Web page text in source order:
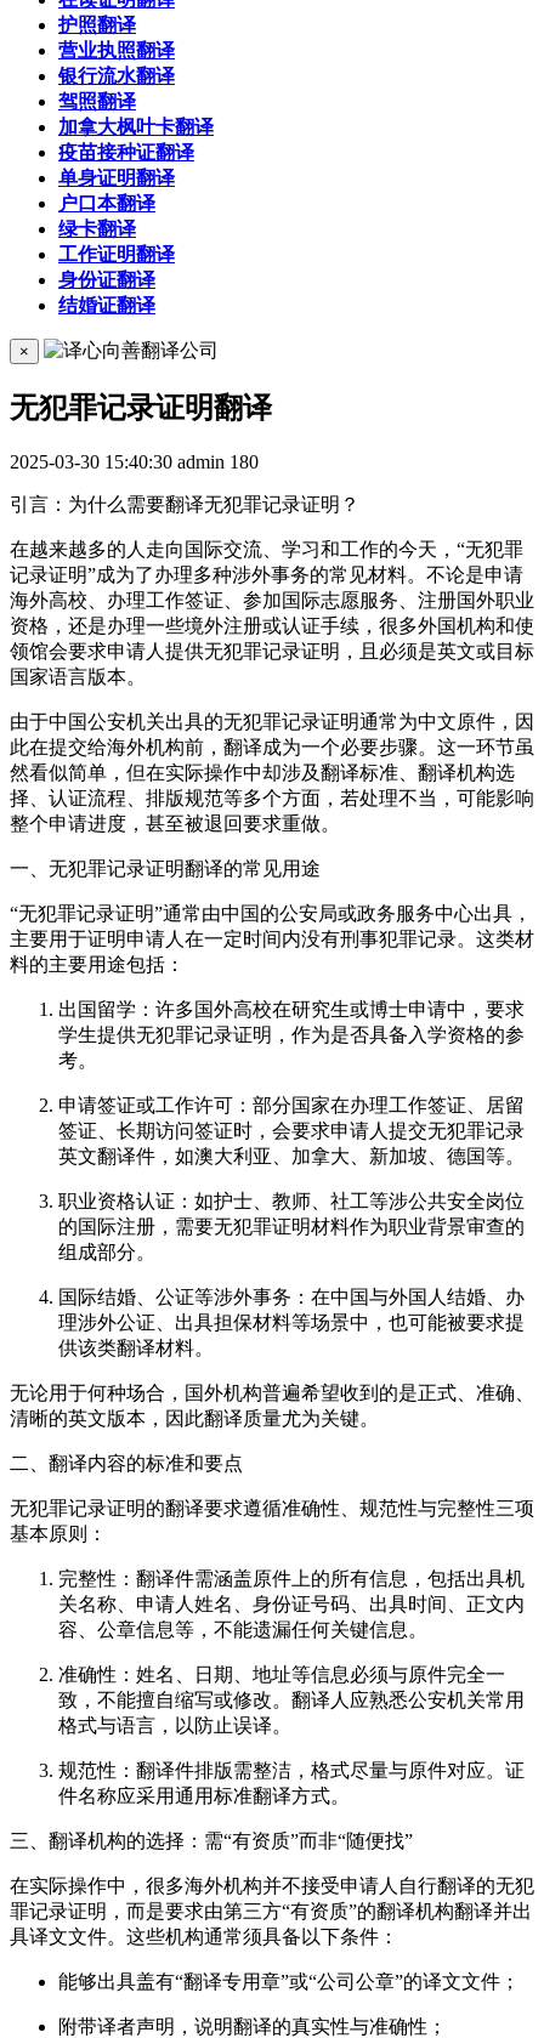
护照翻译
营业执照翻译
银行流水翻译
驾照翻译
加拿大枫叶卡翻译
疫苗接种证翻译
单身证明翻译
户口本翻译
绿卡翻译
工作证明翻译
身份证翻译
结婚证翻译
×
无犯罪记录证明翻译
2025-03-30 15:40:30 admin 180
引言：为什么需要翻译无犯罪记录证明？
在越来越多的人走向国际交流、学习和工作的今天，“无犯罪
记录证明”成为了办理多种涉外事务的常见材料。不论是申请
海外高校、办理工作签证、参加国际志愿服务、注册国外职业
资格，还是办理一些境外注册或认证手续，很多外国机构和使
领馆会要求申请人提供无犯罪记录证明，且必须是英文或目标
国家语言版本。
由于中国公安机关出具的无犯罪记录证明通常为中文原件，因
此在提交给海外机构前，翻译成为一个必要步骤。这一环节虽
然看似简单，但在实际操作中却涉及翻译标准、翻译机构选
择、认证流程、排版规范等多个方面，若处理不当，可能影响
整个申请进度，甚至被退回要求重做。
一、无犯罪记录证明翻译的常见用途
“无犯罪记录证明”通常由中国的公安局或政务服务中心出具，
主要用于证明申请人在一定时间内没有刑事犯罪记录。这类材
料的主要用途包括：
出国留学：许多国外高校在研究生或博士申请中，要求
学生提供无犯罪记录证明，作为是否具备入学资格的参
考。
申请签证或工作许可：部分国家在办理工作签证、居留
签证、长期访问签证时，会要求申请人提交无犯罪记录
英文翻译件，如澳大利亚、加拿大、新加坡、德国等。
职业资格认证：如护士、教师、社工等涉公共安全岗位
的国际注册，需要无犯罪证明材料作为职业背景审查的
组成部分。
国际结婚、公证等涉外事务：在中国与外国人结婚、办
理涉外公证、出具担保材料等场景中，也可能被要求提
供该类翻译材料。
无论用于何种场合，国外机构普遍希望收到的是正式、准确、
清晰的英文版本，因此翻译质量尤为关键。
二、翻译内容的标准和要点
无犯罪记录证明的翻译要求遵循准确性、规范性与完整性三项
基本原则：
完整性：翻译件需涵盖原件上的所有信息，包括出具机
关名称、申请人姓名、身份证号码、出具时间、正文内
容、公章信息等，不能遗漏任何关键信息。
准确性：姓名、日期、地址等信息必须与原件完全一
致，不能擅自缩写或修改。翻译人应熟悉公安机关常用
格式与语言，以防止误译。
规范性：翻译件排版需整洁，格式尽量与原件对应。证
件名称应采用通用标准翻译方式。
三、翻译机构的选择：需“有资质”而非“随便找”
在实际操作中，很多海外机构并不接受申请人自行翻译的无犯
罪记录证明，而是要求由第三方“有资质”的翻译机构翻译并出
具译文文件。这些机构通常须具备以下条件：
能够出具盖有“翻译专用章”或“公司公章”的译文文件；
附带译者声明，说明翻译的真实性与准确性；